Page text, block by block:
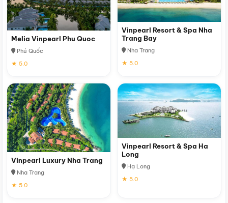
Melia Vinpearl Phu Quoc
Phú Quốc
★ 5.0
Vinpearl Resort & Spa Nha
Trang Bay
Nha Trang
★ 5.0
Vinpearl Luxury Nha Trang
Nha Trang
★ 5.0
Vinpearl Resort & Spa Ha
Long
Hạ Long
★ 5.0